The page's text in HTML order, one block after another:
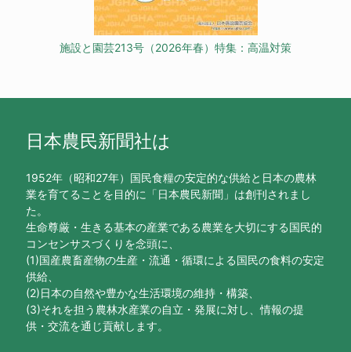
施設と園芸213号（2026年春）特集：高温対策
日本農民新聞社は
1952年（昭和27年）国民食糧の安定的な供給と日本の農林
業を育てることを目的に「日本農民新聞」は創刊されまし
た。
生命尊厳・生きる基本の産業である農業を大切にする国民的
コンセンサスづくりを念頭に、
(1)国産農畜産物の生産・流通・循環による国民の食料の安定
供給、
(2)日本の自然や豊かな生活環境の維持・構築、
(3)それを担う農林水産業の自立・発展に対し、情報の提
供・交流を通じ貢献します。